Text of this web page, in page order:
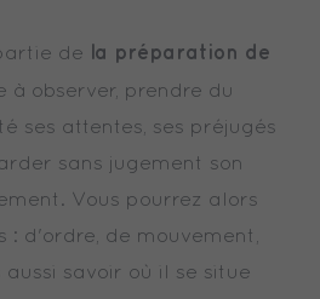
de la préparation de
à observer, prendre du
ses attentes, ses préjugés
sans jugement son
Vous pourrez alors
: d'ordre, de mouvement,
savoir où il se situe